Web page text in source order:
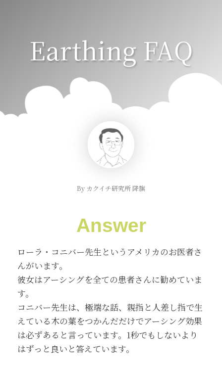
Earthing FAQ
By カクイチ研究所 降旗
Answer
ローラ・コニバー先生というアメリカのお医者さ
んがいます。
彼女はアーシングを全ての患者さんに勧めていま
す。
コニバー先生は、極端な話、親指と人差し指で生
えている木の葉をつかんだだけでアーシング効果
は必ずあると言っています。1秒でもしないより
はずっと良いと答えています。